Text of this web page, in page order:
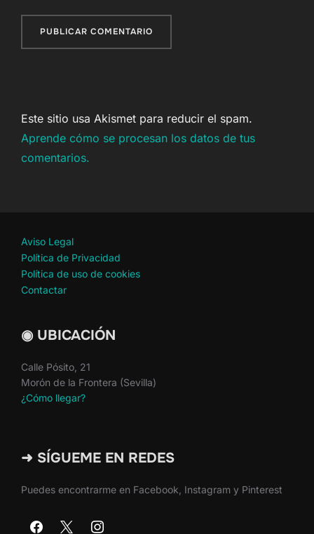
Este sitio usa Akismet para reducir el spam.
Aprende cómo se procesan los datos de tus
comentarios.
Aviso Legal
Política de Privacidad
Política de uso de cookies
Contactar
◉ UBICACIÓN
Calle Pósito, 21
Morón de la Frontera (Sevilla)
¿Cómo llegar?
➜ SÍGUEME EN REDES
Puedes encontrarme en Facebook, Instagram y Pinterest